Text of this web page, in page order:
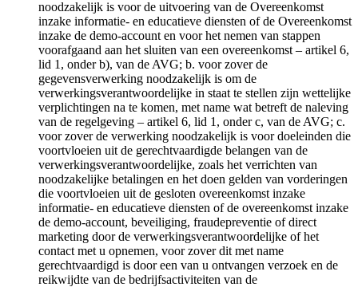
noodzakelijk is voor de uitvoering van de Overeenkomst
inzake informatie- en educatieve diensten of de Overeenkomst
inzake de demo-account en voor het nemen van stappen
voorafgaand aan het sluiten van een overeenkomst – artikel 6,
lid 1, onder b), van de AVG; b. voor zover de
gegevensverwerking noodzakelijk is om de
verwerkingsverantwoordelijke in staat te stellen zijn wettelijke
verplichtingen na te komen, met name wat betreft de naleving
van de regelgeving – artikel 6, lid 1, onder c, van de AVG; c.
voor zover de verwerking noodzakelijk is voor doeleinden die
voortvloeien uit de gerechtvaardigde belangen van de
verwerkingsverantwoordelijke, zoals het verrichten van
noodzakelijke betalingen en het doen gelden van vorderingen
die voortvloeien uit de gesloten overeenkomst inzake
informatie- en educatieve diensten of de overeenkomst inzake
de demo-account, beveiliging, fraudepreventie of direct
marketing door de verwerkingsverantwoordelijke of het
contact met u opnemen, voor zover dit met name
gerechtvaardigd is door een van u ontvangen verzoek en de
reikwijdte van de bedrijfsactiviteiten van de